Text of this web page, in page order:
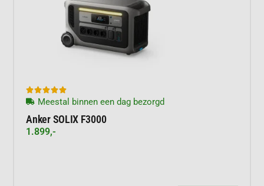

Meestal binnen een dag bezorgd
Anker SOLIX F3000
1.899,-